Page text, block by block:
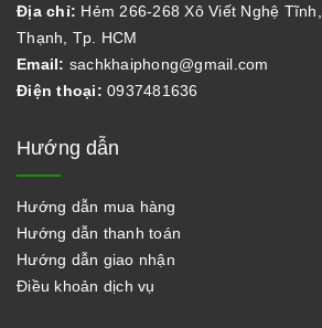
Địa chỉ: Hẻm 266-268 Xô Viết Nghệ
Thạnh, Tp. HCM
Email: sachkhaiphong@gmail.com
Điện thoại: 0937481636
Hướng dẫn
Hướng dẫn mua hàng
Hướng dẫn thanh toán
Hướng dẫn giao nhận
Điều khoản dịch vụ